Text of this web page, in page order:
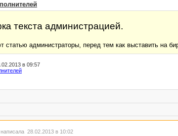
текста администрацией.
статью администраторы, перед тем как выставить на
в 09:57
написала 28.02.2013 в 10:02